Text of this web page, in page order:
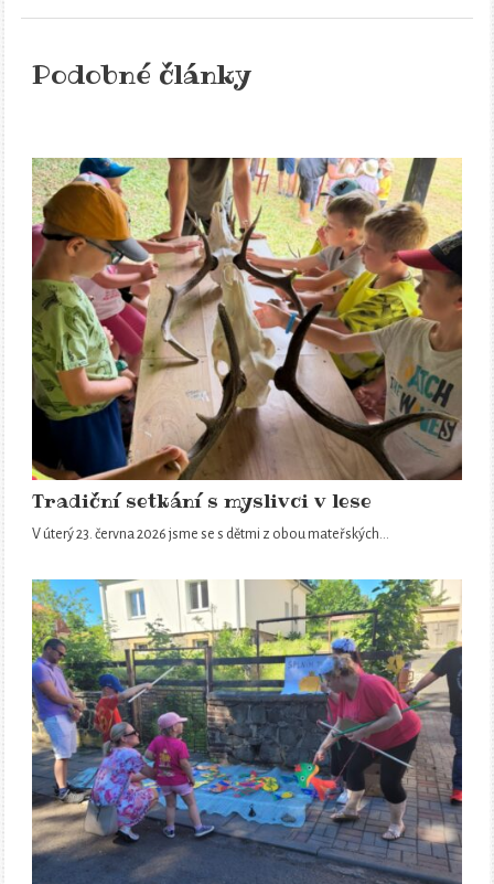
Podobné články
Tradiční setkání s myslivci v lese
V úterý 23. června 2026 jsme se s dětmi z obou mateřských…